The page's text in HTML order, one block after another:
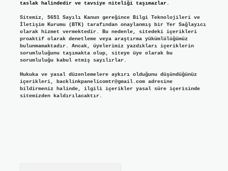
taslak halindedir ve tavsiye niteliği taşımazlar.
Sitemiz, 5651 Sayılı Kanun gereğince Bilgi Teknolojileri ve
İletişim Kurumu (BTK) tarafından onaylanmış bir Yer Sağlayıcı
olarak hizmet vermektedir. Bu nedenle, sitedeki içerikleri
proaktif olarak denetleme veya araştırma yükümlülüğümüz
bulunmamaktadır. Ancak, üyelerimiz yazdıkları içeriklerin
sorumluluğunu taşımakta olup, siteye üye olarak bu
sorumluluğu kabul etmiş sayılırlar.
Hukuka ve yasal düzenlemelere aykırı olduğunu düşündüğünüz
içerikleri, backlinkpanelicomtr@gmail.comadresine
bildirmeniz halinde, ilgili içerikler yasal süre içerisinde
sitemizden kaldırılacaktır.